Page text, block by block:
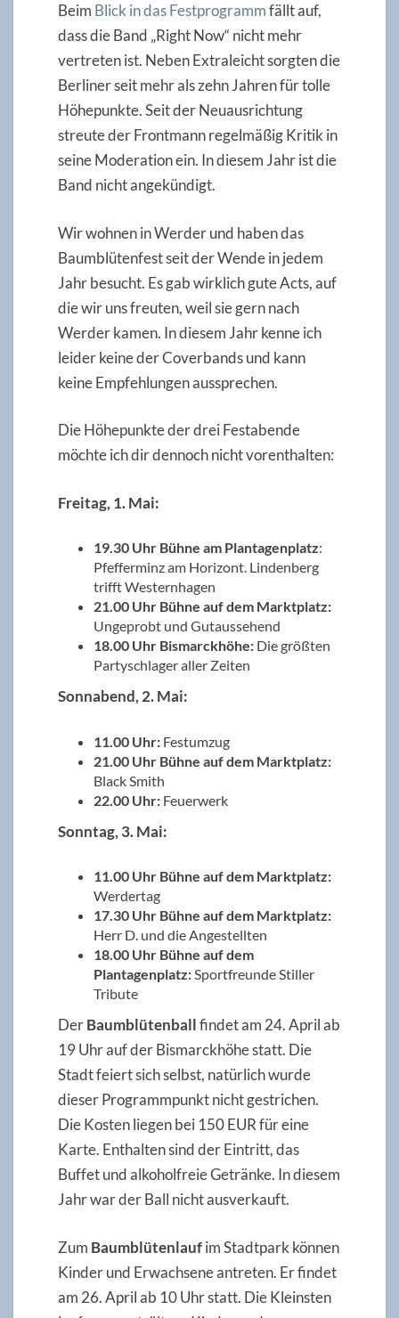
Beim Blick in das Festprogrammfällt auf,
dass die Band „Right Now“ nicht mehr
vertreten ist. Neben Extraleicht sorgten die
Berliner seit mehr als zehn Jahren für tolle
Höhepunkte. Seit der Neuausrichtung
streute der Frontmann regelmäßig Kritik in
seine Moderation ein. In diesem Jahr ist die
Band nicht angekündigt.
Wir wohnen in Werder und haben das
Baumblütenfest seit der Wende in jedem
Jahr besucht. Es gab wirklich gute Acts, auf
die wir uns freuten, weil sie gern nach
Werder kamen. In diesem Jahr kenne ich
leider keine der Coverbands und kann
keine Empfehlungen aussprechen.
Die Höhepunkte der drei Festabende
möchte ich dir dennoch nicht vorenthalten:
Freitag, 1. Mai:
19.30 Uhr Bühne am Plantagenplatz:
Pfefferminz am Horizont. Lindenberg
trifft Westernhagen
21.00 Uhr Bühne auf dem Marktplatz:
Ungeprobt und Gutaussehend
18.00 Uhr Bismarckhöhe: Die größten
Partyschlager aller Zeiten
Sonnabend, 2. Mai:
11.00 Uhr: Festumzug
21.00 Uhr Bühne auf dem Marktplatz:
Black Smith
22.00 Uhr: Feuerwerk
Sonntag, 3. Mai:
11.00 Uhr Bühne auf dem Marktplatz:
Werdertag
17.30 Uhr Bühne auf dem Marktplatz:
Herr D. und die Angestellten
18.00 Uhr Bühne auf dem
Plantagenplatz:Sportfreunde Stiller
Tribute
DerBaumblütenballfindet am 24. April ab
19 Uhr auf der Bismarckhöhe statt. Die
Stadt feiert sich selbst, natürlich wurde
dieser Programmpunkt nicht gestrichen.
Die Kosten liegen bei 150 EUR für eine
Karte. Enthalten sind der Eintritt, das
Buffet und alkoholfreie Getränke. In diesem
Jahr war der Ball nicht ausverkauft.
Zum Baumblütenlaufim Stadtpark können
Kinder und Erwachsene antreten. Er findet
am 26. April ab 10 Uhr statt. Die Kleinsten